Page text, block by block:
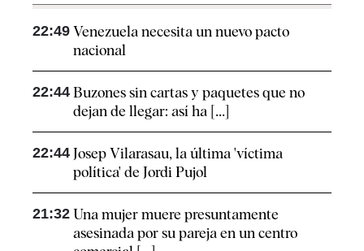
22:49 Venezuela necesita un nuevo pacto
nacional
22:44 Buzones sin cartas y paquetes que no
dejan de llegar: así ha [...]
22:44 Josep Vilarasau, la última 'víctima
política' de Jordi Pujol
21:32 Una mujer muere presuntamente
asesinada por su pareja en un centro